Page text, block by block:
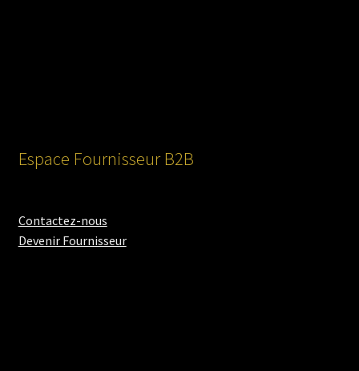
Espace Fournisseur B2B
Contactez-nous
Devenir Fournisseur